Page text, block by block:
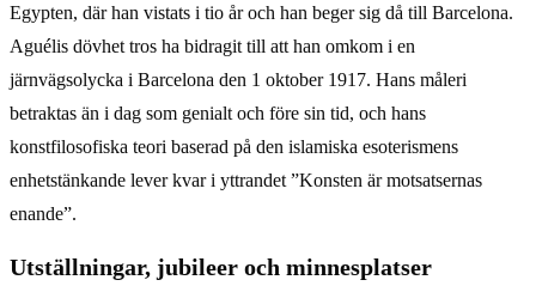
Egypten, där han vistats i tio år och han beger sig då till Barcelona.
Aguélis dövhet tros ha bidragit till att han omkom i en
järnvägsolycka i Barcelona den 1 oktober 1917. Hans måleri
betraktas än i dag som genialt och före sin tid, och hans
konstfilosofiska teori baserad på den islamiska esoterismens
enhetstänkande lever kvar i yttrandet ”Konsten är motsatsernas
enande”.
Utställningar, jubileer och minnesplatser